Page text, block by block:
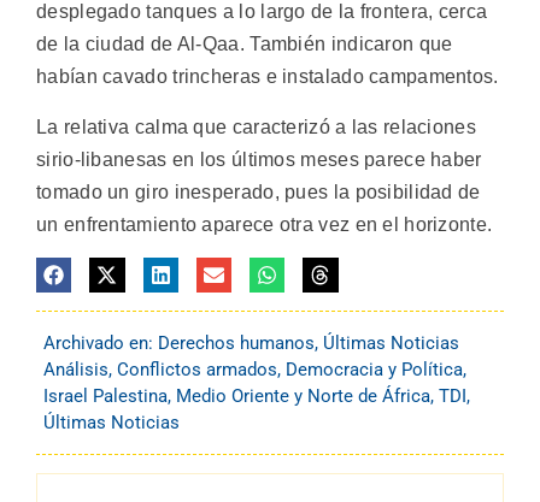
desplegado tanques a lo largo de la frontera, cerca
de la ciudad de Al-Qaa. También indicaron que
habían cavado trincheras e instalado campamentos.
La relativa calma que caracterizó a las relaciones
sirio-libanesas en los últimos meses parece haber
tomado un giro inesperado, pues la posibilidad de
un enfrentamiento aparece otra vez en el horizonte.
Archivado en: Derechos humanos, Últimas Noticias
Análisis, Conflictos armados, Democracia y Política,
Israel Palestina, Medio Oriente y Norte de África, TDI ,
Últimas Noticias